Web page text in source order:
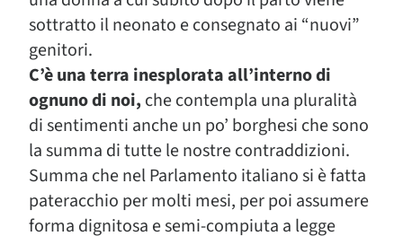
sottratto il neonato e consegnato ai “nuovi”
genitori.
C’è una terra inesplorata all’interno di
ognuno di noi, che contempla una pluralità
di sentimenti anche un po’ borghesi che sono
la summa di tutte le nostre contraddizioni.
Summa che nel Parlamento italiano si è fatta
pateracchio per molti mesi, per poi assumere
forma dignitosa e semi-compiuta a legge